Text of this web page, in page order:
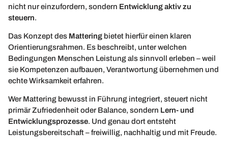
nicht nur einzufordern, sondern Entwicklung aktiv zu
steuern.
Das Konzept des Mattering bietet hierfür einen klaren
Orientierungsrahmen. Es beschreibt, unter welchen
Bedingungen Menschen Leistung als sinnvoll erleben – weil
sie Kompetenzen aufbauen, Verantwortung übernehmen und
echte Wirksamkeit erfahren.
Wer Mattering bewusst in Führung integriert, steuert nicht
primär Zufriedenheit oder Balance, sondern Lern- und
Entwicklungsprozesse. Und genau dort entsteht
Leistungsbereitschaft – freiwillig, nachhaltig und mit Freude.